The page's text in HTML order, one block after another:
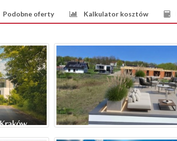
Podobne oferty Kalkulator kosztów